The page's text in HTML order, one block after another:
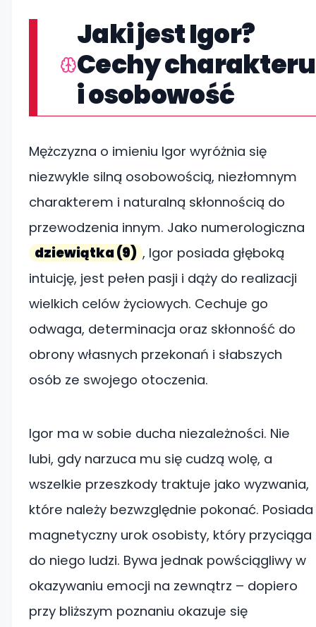
Jaki jest Igor?
Cechy charakteru
i osobowość
Mężczyzna o imieniu Igor wyróżnia się
niezwykle silną osobowością, niezłomnym
charakterem i naturalną skłonnością do
przewodzenia innym. Jako numerologiczna
dziewiątka (9) , Igor posiada głęboką
intuicję, jest pełen pasji i dąży do realizacji
wielkich celów życiowych. Cechuje go
odwaga, determinacja oraz skłonność do
obrony własnych przekonań i słabszych
osób ze swojego otoczenia.
Igor ma w sobie ducha niezależności. Nie
lubi, gdy narzuca mu się cudzą wolę, a
wszelkie przeszkody traktuje jako wyzwania,
które należy bezwzględnie pokonać. Posiada
magnetyczny urok osobisty, który przyciąga
do niego ludzi. Bywa jednak powściągliwy w
okazywaniu emocji na zewnątrz – dopiero
przy bliższym poznaniu okazuje się